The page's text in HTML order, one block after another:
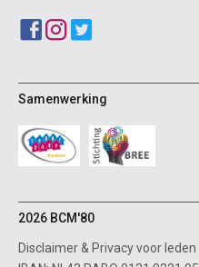
Samenwerking
2026 BCM'80
Disclaimer& Privacy voor leden